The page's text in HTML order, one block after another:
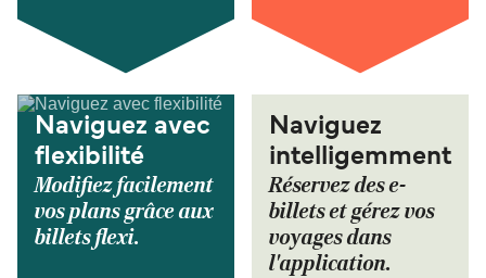
Naviguez avec
flexibilité
Modifiez facilement
vos plans grâce aux
billets flexi.
Naviguez
intelligemment
Réservez des e-
billets et gérez vos
voyages dans
l'application.